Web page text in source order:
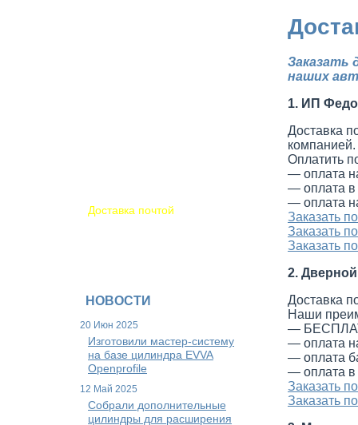
Доставка почтой
НОВОСТИ
20 Июн 2025
Изготовили мастер-систему
на базе цилиндра EVVA
Openprofile
12 Май 2025
Собрали дополнительные
цилиндры для расширения
Заказать
наших
1. ИП
Доставка
компанией.
Оплатить
— оплата
— оплата в
— оплата
Заказать
Заказать
Заказать
2.
Доставка
Наши
—
— оплата
— оплата
— оплата в
Заказать
Заказать